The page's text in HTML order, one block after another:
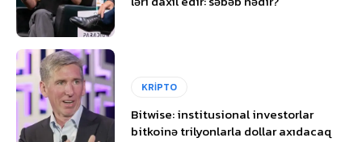
KRİPTO
Bitwise: institusional investorlar
bitkoinə trilyonlarla dollar axıdacaq